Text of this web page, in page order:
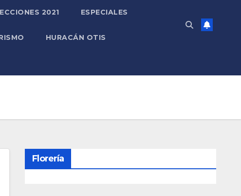
2021 ESPECIALES
HURACÁN OTIS
Florería